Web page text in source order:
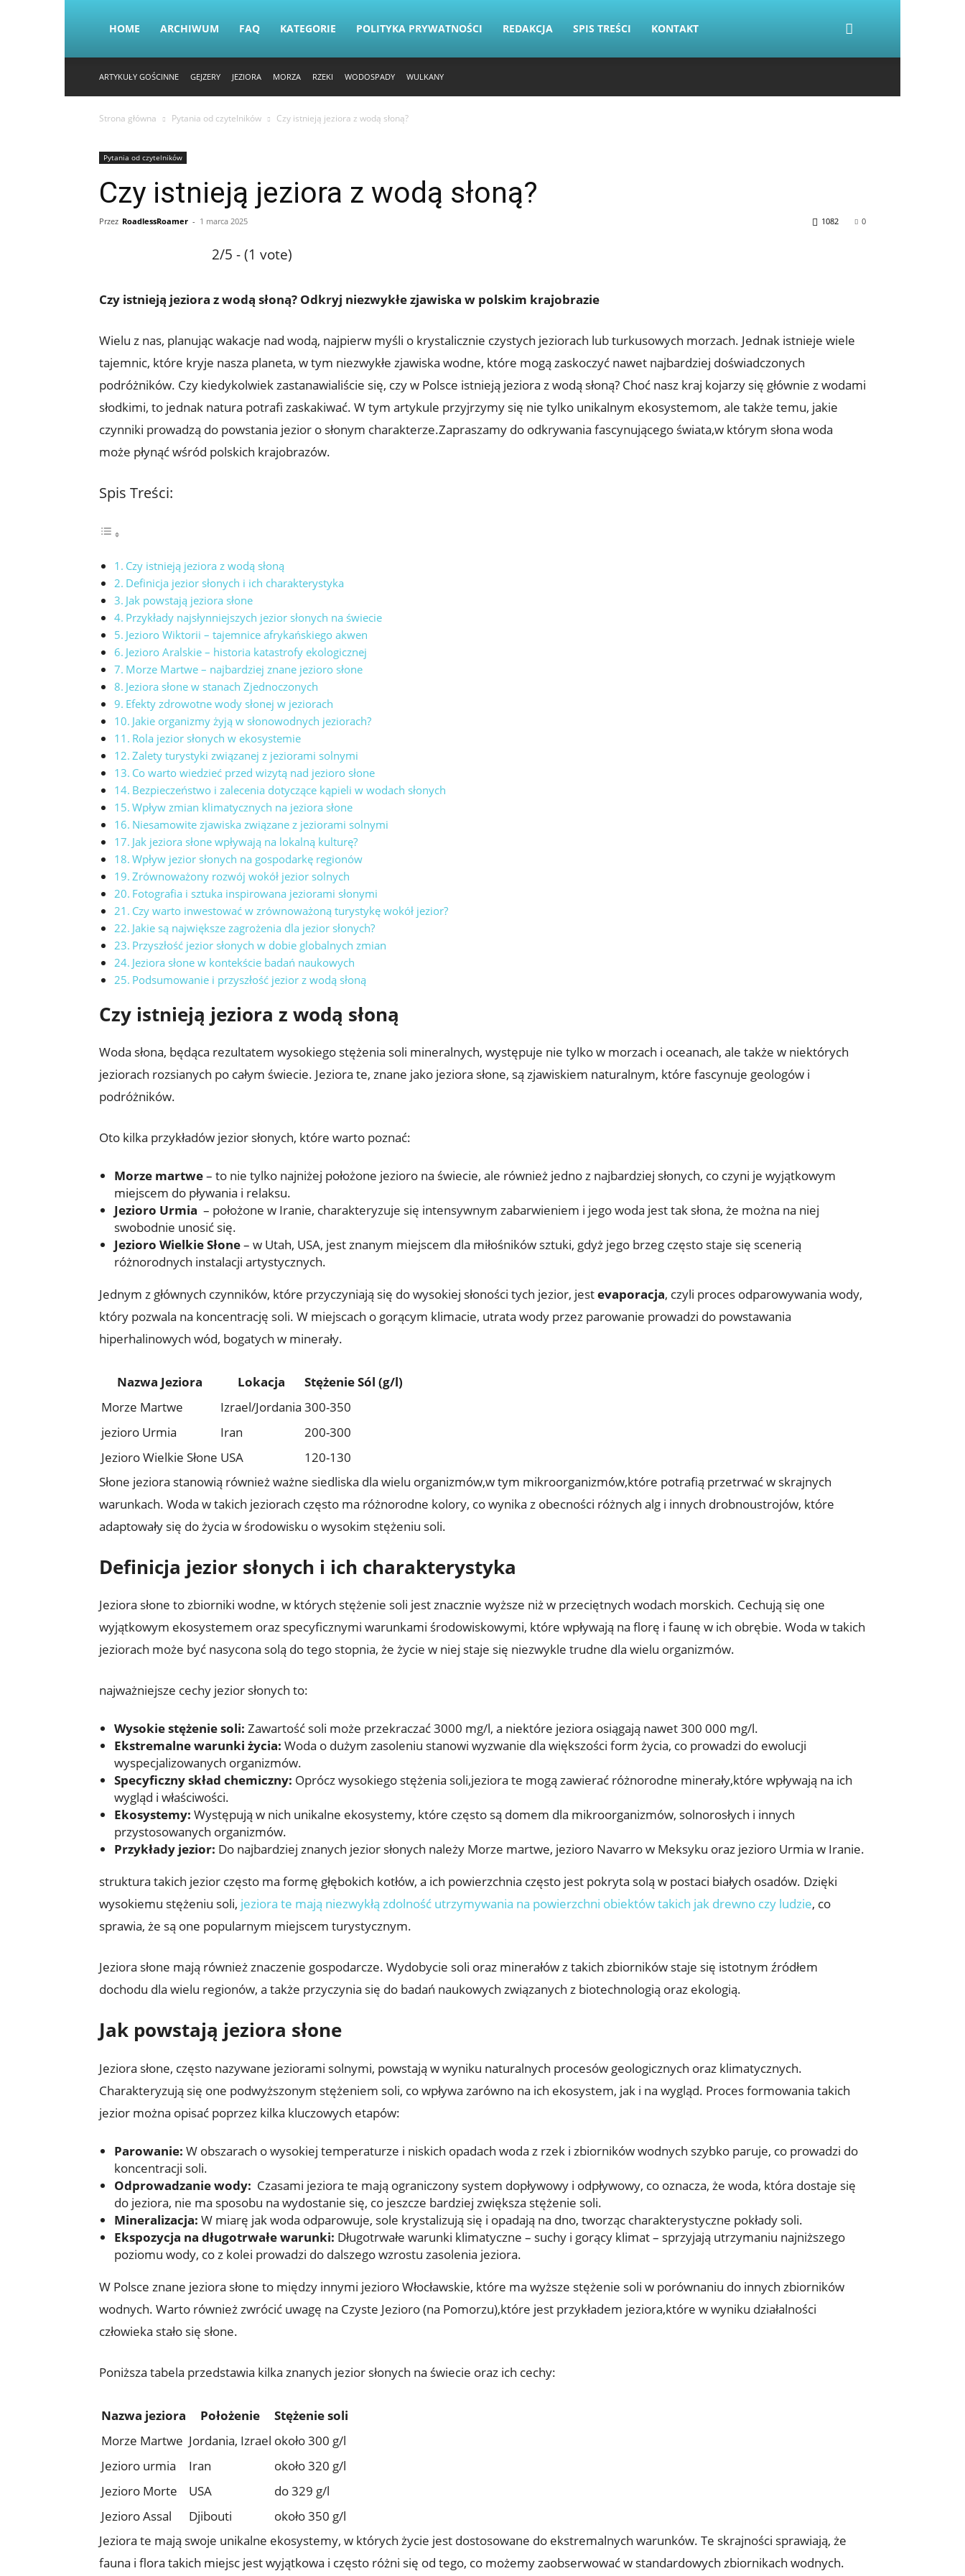
HOME ARCHIWUM FAQ KATEGORIE POLITYKA PRYWATNOŚCI REDAKCJA SPIS TREŚCI KONTAKT
ARTYKUŁY GOŚCINNE GEJZERY JEZIORA MORZA RZEKI WODOSPADY WULKANY
Strona główna Pytania od czytelników Czy istnieją jeziora z wodą słoną?
Pytania od czytelników
Czy istnieją jeziora z wodą słoną?
Przez RoadlessRoamer - 1 marca 2025 0
1082
2/5 - (1 vote)
Czy istnieją jeziora z wodą słoną? Odkryj niezwykłe zjawiska w polskim krajobrazie
Wielu z nas, planując wakacje nad wodą, najpierw myśli o krystalicznie czystych jeziorach lub turkusowych morzach. Jednak istnieje wiele
tajemnic, które kryje​ nasza planeta, w tym niezwykłe zjawiska wodne, które mogą zaskoczyć nawet najbardziej⁤ doświadczonych
podróżników. Czy ⁤kiedykolwiek zastanawialiście się, ​czy​ w Polsce istnieją ​jeziora z‍ wodą słoną? Choć nasz ⁤kraj ⁢kojarzy się⁢ głównie z wodami
słodkimi, to ⁣jednak natura ‍potrafi zaskakiwać. ​W⁢ tym artykule przyjrzymy się nie ​tylko unikalnym ⁤ekosystemom, ale‍ także temu, jakie
czynniki⁢ prowadzą do powstania jezior‌ o ​słonym​ charakterze.Zapraszamy do odkrywania fascynującego świata,w którym słona woda
może płynąć wśród polskich krajobrazów.
Spis Treści:
Czy​ istnieją‌ jeziora z wodą​ słoną
Definicja jezior‍ słonych i ich charakterystyka
Jak powstają jeziora słone
Przykłady najsłynniejszych jezior słonych‍ na świecie
Jezioro Wiktorii – tajemnice afrykańskiego akwen
Jezioro Aralskie – historia katastrofy⁤ ekologicznej
Morze Martwe – ⁣najbardziej znane jezioro słone
Jeziora słone w stanach​ Zjednoczonych
Efekty⁢ zdrowotne​ wody⁢ słonej w jeziorach
Jakie organizmy żyją w słonowodnych​ jeziorach?
Rola jezior słonych w ekosystemie
Zalety turystyki związanej z jeziorami solnymi
Co warto ​wiedzieć przed wizytą ‌nad jezioro słone
Bezpieczeństwo​ i zalecenia⁤ dotyczące ⁣kąpieli w wodach słonych
Wpływ zmian‌ klimatycznych na jeziora słone
Niesamowite zjawiska‍ związane z⁢ jeziorami solnymi
Jak ‌jeziora ⁤słone wpływają na‍ lokalną kulturę?
Wpływ jezior słonych na gospodarkę regionów
Zrównoważony rozwój wokół jezior solnych
Fotografia i sztuka ⁤inspirowana jeziorami słonymi
Czy warto inwestować w zrównoważoną turystykę wokół jezior?
Jakie są największe zagrożenia dla jezior słonych?
Przyszłość jezior⁤ słonych w‍ dobie globalnych zmian
Jeziora słone w kontekście ​badań naukowych
Podsumowanie i przyszłość jezior z wodą słoną
Czy​ istnieją‌ jeziora z wodą​ słoną
Woda słona, będąca rezultatem wysokiego stężenia soli mineralnych, występuje nie tylko w⁣ morzach i oceanach, ale także w niektórych
jeziorach​ rozsianych ⁣po całym świecie. Jeziora ​te, znane jako ⁢jeziora ⁣słone,‌ są ‍zjawiskiem⁢ naturalnym,⁢ które fascynuje geologów i
podróżników.
Oto kilka przykładów ​jezior ⁣słonych, które warto poznać:
Morze martwe– to nie tylko najniżej położone jezioro na⁢ świecie, ale również jedno‍ z najbardziej słonych, co czyni je wyjątkowym
miejscem do pływania ‌i relaksu.
Jezioro Urmia ‍ – położone w Iranie, charakteryzuje się intensywnym zabarwieniem i jego woda jest⁤ tak słona, że⁢ można na⁣ niej
swobodnie unosić się.
Jezioro⁣ Wielkie Słone– w Utah, USA, jest ‍znanym ⁤miejscem⁣ dla miłośników ​sztuki, ⁤gdyż jego brzeg często staje się ⁣scenerią
różnorodnych instalacji artystycznych.
Jednym⁣ z głównych czynników, które przyczyniają się do ⁣wysokiej ⁢słoności tych‌ jezior, ⁢jestevaporacja, ⁤czyli proces odparowywania wody,
który pozwala na koncentrację soli. W miejscach o gorącym klimacie, utrata wody przez‌ parowanie prowadzi⁤ do powstawania
hiperhalinowych wód, bogatych w minerały.
Nazwa ⁤Jeziora Lokacja
Stężenie Sól (g/l)
Morze​ Martwe
Izrael/Jordania 300-350
jezioro Urmia
Iran
200-300
Jezioro Wielkie Słone USA
120-130
Słone jeziora stanowią również ważne siedliska⁢ dla wielu organizmów,w tym mikroorganizmów,które potrafią przetrwać w skrajnych
warunkach. Woda w takich jeziorach ‍często⁢ ma różnorodne kolory, co⁤ wynika z obecności różnych alg ⁣i innych drobnoustrojów, które
adaptowały się​ do życia ‍w środowisku o wysokim stężeniu soli.
Definicja jezior‍ słonych i ich charakterystyka
Jeziora słone to zbiorniki wodne,⁤ w⁢ których ​stężenie ⁢soli‌ jest znacznie wyższe niż ‌w ​przeciętnych wodach morskich. Cechują się⁣ one
wyjątkowym ekosystemem oraz ‌specyficznymi warunkami ​środowiskowymi, które wpływają na florę i faunę ‌w ich obrębie. Woda w takich⁣
jeziorach może być ⁤nasycona solą do tego stopnia, że ⁢życie w niej staje się niezwykle trudne dla ‍wielu organizmów.
najważniejsze cechy jezior słonych ⁤to:
Wysokie stężenie soli: Zawartość soli może ⁣przekraczać 3000 mg/l, a niektóre jeziora osiągają nawet ‍300 ‌000‍ mg/l.
Ekstremalne warunki ⁢życia: ‍Woda⁣ o⁤ dużym zasoleniu stanowi⁢ wyzwanie⁤ dla większości form życia,​ co prowadzi do ewolucji
wyspecjalizowanych⁣ organizmów.
Specyficzny skład chemiczny: Oprócz wysokiego stężenia soli,jeziora te mogą zawierać różnorodne minerały,które wpływają na ich⁤
wygląd i właściwości.
Ekosystemy: Występują w nich unikalne ⁣ekosystemy, które często są domem ‌dla mikroorganizmów, solnorosłych‌ i innych‍
przystosowanych organizmów.
Przykłady jezior: Do najbardziej znanych‍ jezior słonych⁤ należy ⁤Morze martwe, jezioro Navarro w Meksyku oraz jezioro Urmia‍ w Iranie.
struktura takich jezior często ma formę‍ głębokich​ kotłów, a⁣ ich powierzchnia⁤ często⁢ jest pokryta solą w postaci białych osadów. Dzięki
wysokiemu stężeniu soli,​ jeziora te ⁣mają niezwykłą​ zdolność utrzymywania na powierzchni ​obiektów takich jak drewno⁤ czy ludzie,‍ co
sprawia, że są one popularnym miejscem turystycznym.
Jeziora słone⁢ mają również znaczenie ‌gospodarcze. Wydobycie soli ‌oraz minerałów z takich zbiorników staje się istotnym źródłem ​
dochodu dla ​wielu regionów, ‍a także przyczynia‌ się do badań naukowych związanych‌ z biotechnologią ⁣oraz ekologią.
Jak powstają jeziora słone
Jeziora słone, ​często nazywane ⁤jeziorami ⁤solnymi, ‌powstają w wyniku naturalnych⁤ procesów geologicznych oraz‌ klimatycznych.
Charakteryzują się one podwyższonym stężeniem soli, co wpływa zarówno ​na ich ekosystem, jak i ⁣na wygląd. Proces⁢ formowania​ takich ​
jezior można opisać poprzez kilka kluczowych etapów:
Parowanie: W obszarach o wysokiej ⁤temperaturze ⁢i niskich opadach woda ‍z rzek ‍i zbiorników wodnych szybko paruje, co prowadzi do
koncentracji soli.
Odprowadzanie ⁢wody: ⁢ Czasami jeziora te mają ‍ograniczony system dopływowy ‌i odpływowy, co‌ oznacza, że​ woda, która dostaje się
do jeziora,⁤ nie ma sposobu na wydostanie ⁤się, co jeszcze bardziej zwiększa stężenie ‍soli.
Mineralizacja: W ‌miarę jak woda odparowuje, sole krystalizują się⁣ i opadają na dno, tworząc charakterystyczne pokłady soli.
Ekspozycja na długotrwałe warunki: ⁣Długotrwałe warunki klimatyczne – suchy ​i gorący klimat –⁣ sprzyjają utrzymaniu najniższego
poziomu⁣ wody, co z ⁣kolei prowadzi do​ dalszego wzrostu zasolenia jeziora.
W Polsce znane jeziora słone to‌ między innymi jezioro Włocławskie,‌ które ‍ma ​wyższe stężenie soli w porównaniu do⁤ innych‍ zbiorników
wodnych. Warto również zwrócić‍ uwagę na Czyste Jezioro ⁢(na Pomorzu),które jest przykładem jeziora,które w wyniku działalności
‍człowieka stało się słone.
Poniższa tabela przedstawia kilka znanych jezior słonych na świecie ​oraz ich cechy:
Nazwa jeziora Położenie
Stężenie soli
Morze Martwe Jordania, Izrael około ⁢300 g/l
Jezioro urmia
Iran
około 320⁤ g/l
Jezioro ‌Morte
USA
do 329 g/l
Jezioro Assal
Djibouti
około 350⁤ g/l
Jeziora⁢ te mają swoje unikalne ekosystemy, w których życie ​jest dostosowane do ekstremalnych warunków. Te skrajności sprawiają, że⁣
fauna i flora takich miejsc ‍jest wyjątkowa i⁢ często różni⁢ się od tego, ⁤co możemy zaobserwować w‌ standardowych zbiornikach wodnych.